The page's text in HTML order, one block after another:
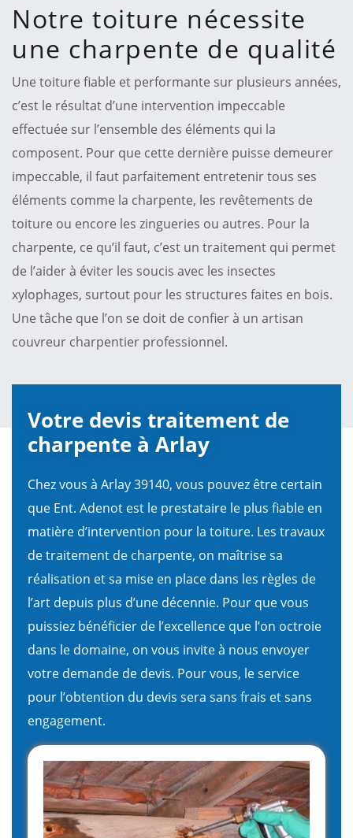
Notre toiture nécessite
une charpente de qualité
Une toiture fiable et performante sur plusieurs années,
c’est le résultat d’une intervention impeccable
effectuée sur l’ensemble des éléments qui la
composent. Pour que cette dernière puisse demeurer
impeccable, il faut parfaitement entretenir tous ses
éléments comme la charpente, les revêtements de
toiture ou encore les zingueries ou autres. Pour la
charpente, ce qu’il faut, c’est un traitement qui permet
de l’aider à éviter les soucis avec les insectes
xylophages, surtout pour les structures faites en bois.
Une tâche que l’on se doit de confier à un artisan
couvreur charpentier professionnel.
Votre devis traitement de
charpente à Arlay
Chez vous à Arlay 39140, vous pouvez être certain
que Ent. Adenot est le prestataire le plus fiable en
matière d’intervention pour la toiture. Les travaux
de traitement de charpente, on maîtrise sa
réalisation et sa mise en place dans les règles de
l’art depuis plus d’une décennie. Pour que vous
puissiez bénéficier de l’excellence que l’on octroie
dans le domaine, on vous invite à nous envoyer
votre demande de devis. Pour vous, le service
pour l’obtention du devis sera sans frais et sans
engagement.